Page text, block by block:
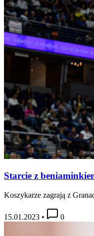
Starcie z
Koszykarze zagrają z
15.01.2023 • 0